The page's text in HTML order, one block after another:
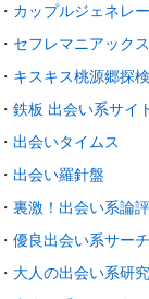
カップルジェネレ
セフレマニアックス
キスキス桃源郷探
鉄板 出会い系サイ
出会いタイムス
出会い羅針盤
裏激！出会い系論評
優良出会い系サー
大人の出会い系研